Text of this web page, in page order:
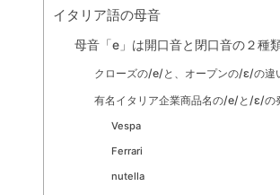
イタリア語の母音
母音「e」は開口音と閉口音の２種
クローズの/e/と、オープンの/ɛ/の違
有名イタリア企業商品名の/e/と/ɛ/の
Vespa
Ferrari
nutella